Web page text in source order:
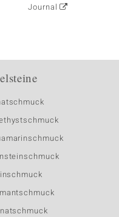
Journal